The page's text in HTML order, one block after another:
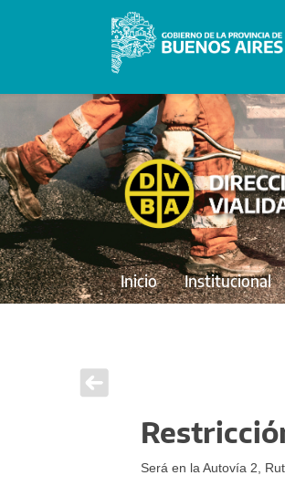
Inicio Institucional
Será en la Autovía 2,